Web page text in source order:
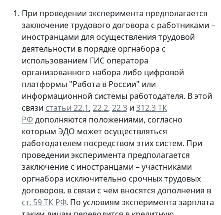
При проведении эксперимента предполагается
заключение трудового договора с работниками –
иностранцами для осуществления трудовой
деятельности в порядке оргнабора с
использованием ГИС оператора
организованного набора либо цифровой
платформы "Работа в России" или
информационной системы работодателя. В этой
связи статьи 22.1, 22.2, 22.3 и 312.3 ТК
РФ дополняются положениями, согласно
которым ЭДО может осуществляться
работодателем посредством этих систем. При
проведении эксперимента предполагается
заключение с иностранцами – участниками
оргнабора исключительно срочных трудовых
договоров, в связи с чем вносятся дополнения в
ст. 59 ТК РФ. По условиям эксперимента зарплата